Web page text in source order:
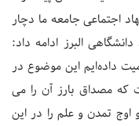
اجتماعی جامعه ما دچار
البرز ادامه داد:
داده‌ایم این موضوع در
که مصداق بارز آن را می
اوج تمدن و علم را در این